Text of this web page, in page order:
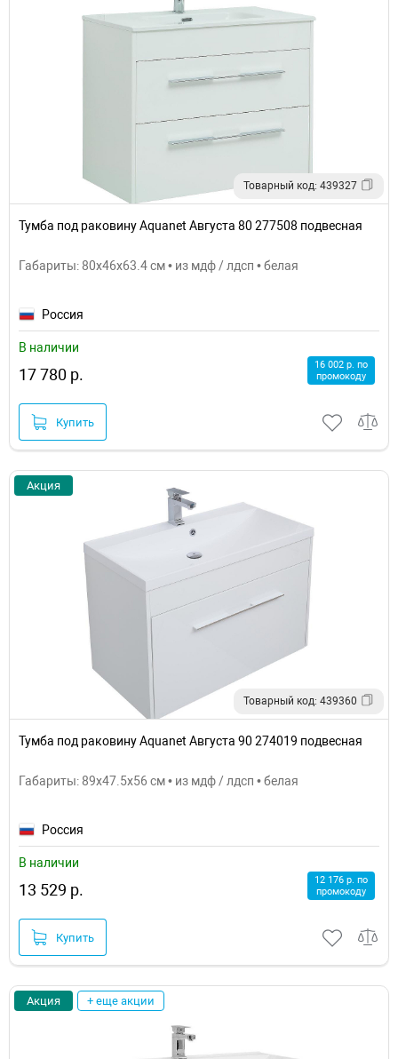
Товарный код: 439327
Тумба под раковину Aquanet Августа 80 277508 подвесная
Габариты: 80x46x63.4 см • из мдф / лдсп • белая
Россия
В наличии
17 780 р.
16 002 р. по
промокоду
Купить
Акция
Товарный код: 439360
Тумба под раковину Aquanet Августа 90 274019 подвесная
Габариты: 89x47.5x56 см • из мдф / лдсп • белая
Россия
В наличии
13 529 р.
12 176 р. по
промокоду
Купить
Акция + еще акции